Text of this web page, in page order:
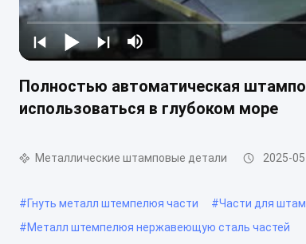
Полностью автоматическая
использоваться в глубоком море
Металлические штамповые детали 2025-
#Гнуть металл штемпелюя части #Части для
#Металл штемпелюя нержавеющую сталь частей